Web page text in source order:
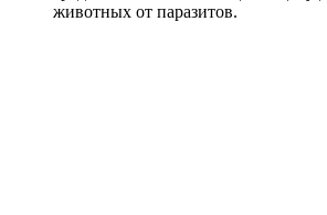
животных от паразитов.